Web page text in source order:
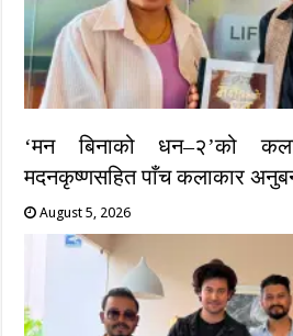
‘मन बिनाको धन–२’को
मदनकृष्णसहित पाँच कलाकार
August 5, 2026